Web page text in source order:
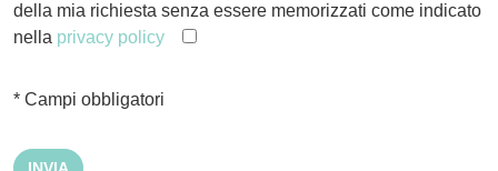
della mia richiesta senza essere memorizzati come indicato
nella privacy policy
* Campi obbligatori